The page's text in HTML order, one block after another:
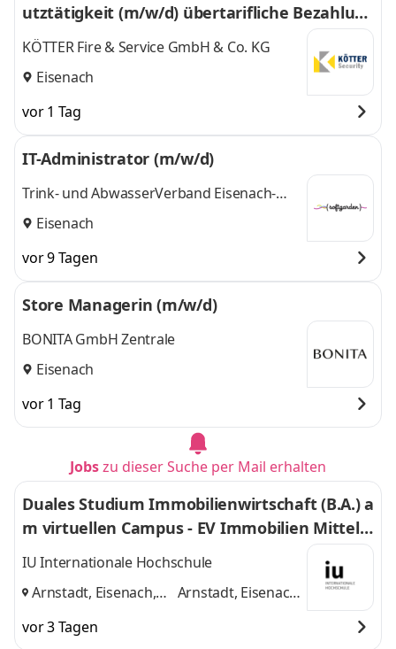
utztätigkeit (m/w/d) übertarifliche Bezahlun
g 16,16€/Std. + ATZ (1,20€) in Eisenach
KÖTTER Fire & Service GmbH & Co. KG
Eisenach
vor 1 Tag
IT-Administrator (m/w/d)
Trink- und AbwasserVerband Eisenach-
Erbstromtal
Eisenach
vor 9 Tagen
Store Managerin (m/w/d)
BONITA GmbH Zentrale
Eisenach
vor 1 Tag
Jobszu dieser Suche per Mail erhalten
Duales Studium Immobilienwirtschaft (B.A.) a
m virtuellen Campus - EV Immobilien Mitteld
eutschland GmbH
IU Internationale Hochschule
Arnstadt, Eisenach,
Arnstadt, Eisenach,
vor 3 Tagen